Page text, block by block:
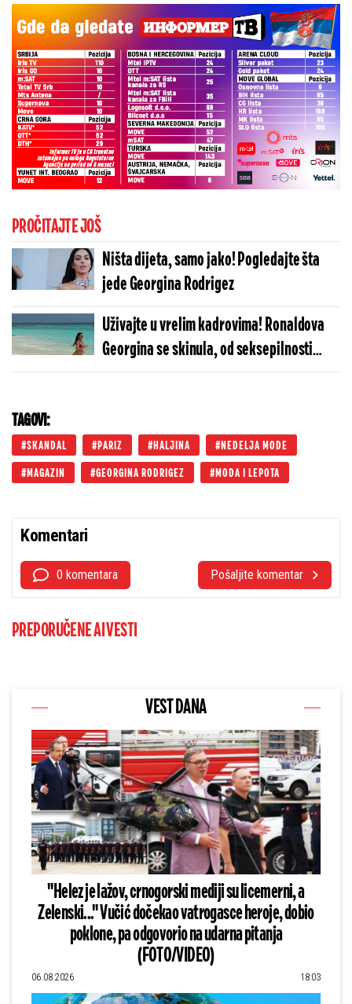
PROČITAJTE JOŠ
Ništa dijeta, samo jako! Pogledajte šta
jede Georgina Rodrigez
Uživajte u vrelim kadrovima! Ronaldova
Georgina se skinula, od seksepilnosti
zastaje dah (FOTO)
TAGOVI:
SKANDAL PARIZ HALJINA NEDELJA MODE
MAGAZIN GEORGINA RODRIGEZ MODA I LEPOTA
Komentari
0 komentara Pošaljite komentar
PREPORUČENE AI VESTI
VEST DANA
"Helez je lažov, crnogorski mediji su licemerni, a
Zelenski..." Vučić dočekao vatrogasce heroje, dobio
poklone, pa odgovorio na udarna pitanja
(FOTO/VIDEO)
06.08.2026 18:03